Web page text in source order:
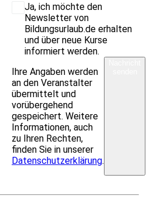
Ja, ich möchte den
Newsletter von
Bildungsurlaub.de erhalten
und über neue Kurse
informiert werden.
Ihre Angaben werden
an den Veranstalter
übermittelt und
vorübergehend
gespeichert. Weitere
Informationen, auch
zu Ihren Rechten,
finden Sie in unserer
Datenschutzerklärung.